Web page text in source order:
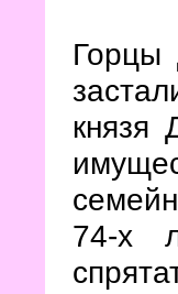
Горцы
князя
74-х